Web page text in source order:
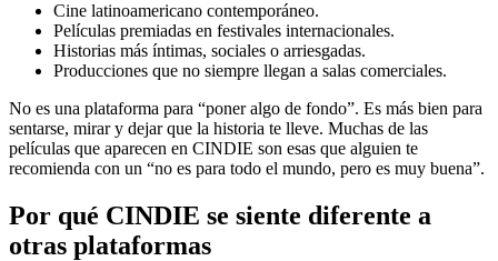
Cine latinoamericano contemporáneo.
Películas premiadas en festivales internacionales.
Historias más íntimas, sociales o arriesgadas.
Producciones que no siempre llegan a salas comerciales.
No es una plataforma para “poner algo de fondo”. Es más bien para
sentarse, mirar y dejar que la historia te lleve. Muchas de las
películas que aparecen en CINDIE son esas que alguien te
recomienda con un “no es para todo el mundo, pero es muy buena”.
Por qué CINDIE se siente diferente a
otras plataformas